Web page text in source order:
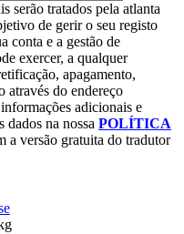
serão tratados pela atlanta
de gerir o seu registo
conta e a gestão de
exercer, a qualquer
apagamento,
através do endereço
adicionais e
dados na nossa POLÍTICA
a versão gratuita do tradutor